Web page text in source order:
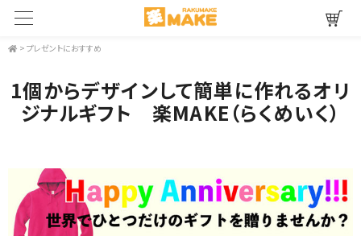
> プレゼントにおすすめ
1個からデザインして簡単に作れるオリ
ジナルギフト 楽MAKE（らくめいく）